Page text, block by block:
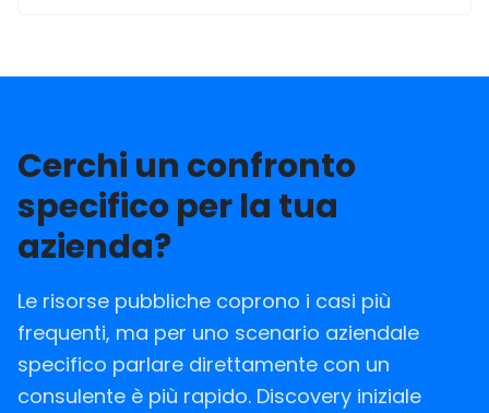
Cerchi un confronto
specifico per la tua
azienda?
Le risorse pubbliche coprono i casi più
frequenti, ma per uno scenario aziendale
specifico parlare direttamente con un
consulente è più rapido. Discovery iniziale